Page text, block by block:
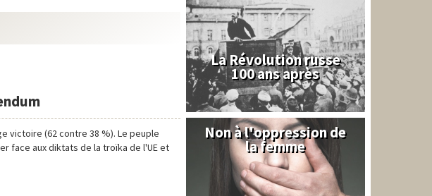
victoire (62 contre 38 %). Le peuple
face aux diktats de la troïka de l'UE et
La Révolution russe
100 ans après
Syrie
Non à l'oppression de
la femme